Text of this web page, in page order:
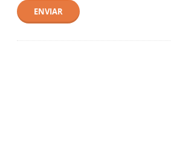
ENVIAR